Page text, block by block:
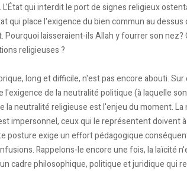
qui interdit le port de signes religieux
qui place l'exigence du bien commun au
Pourquoi laisseraient-ils Allah y fourrer son
religieuses ?
long et difficile, n'est pas encore abouti.
l'exigence de la neutralité politique (à laquelle
la neutralité religieuse est l'enjeu du moment.
impersonnel, ceux qui le représentent doivent
posture exige un effort pédagogique
Rappelons-le encore une fois, la laïcité
cadre philosophique, politique et juridique qui